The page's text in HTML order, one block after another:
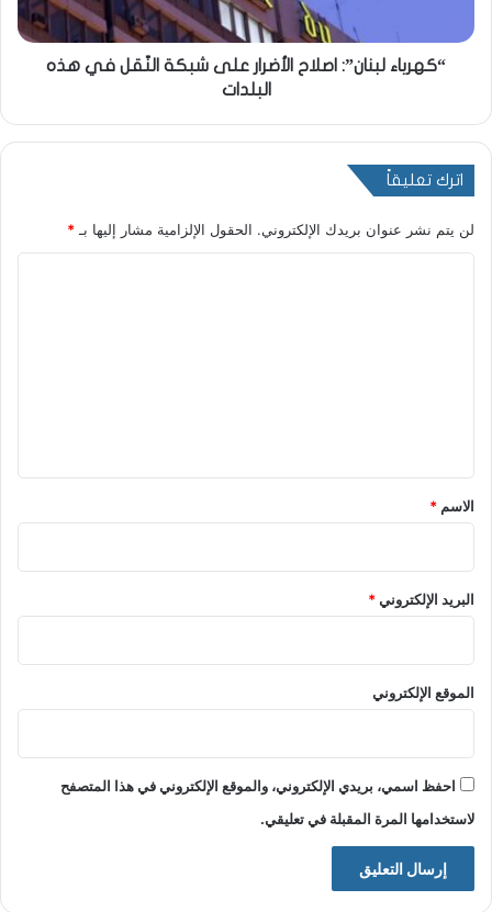
“كهرباء لبنان”: اصلاح الأضرار على شبكة النّقل في هذه
البلدات
اترك تعليقاً
لن يتم نشر عنوان بريدك الإلكتروني. الحقول الإلزامية مشار إليها بـ *
*
الاسم *
البريد الإلكتروني*
الموقع الإلكتروني
احفظ اسمي، بريدي الإلكتروني، والموقع الإلكتروني في هذا المتصفح
لاستخدامها المرة المقبلة في تعليقي.